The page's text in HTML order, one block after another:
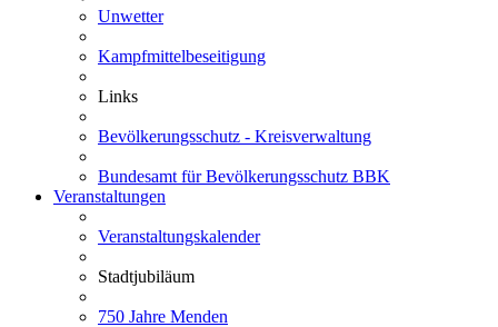
Unwetter
Kampfmittelbeseitigung
Links
Bevölkerungsschutz - Kreisverwaltung
Bundesamt für Bevölkerungsschutz BBK
Veranstaltungen
Veranstaltungskalender
Stadtjubiläum
750 Jahre Menden